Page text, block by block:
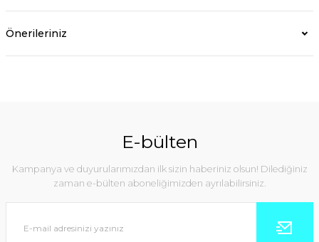
Önerileriniz
E-bülten
Kampanya ve duyurularımızdan ilk sizin haberiniz olsun! Dilediğiniz
zaman e-bülten aboneliğimizden ayrılabilirsiniz.